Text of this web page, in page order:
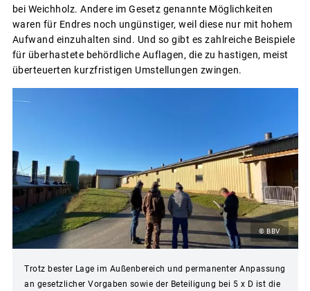
bei Weichholz. Andere im Gesetz genannte Möglichkeiten
waren für Endres noch ungünstiger, weil diese nur mit hohem
Aufwand einzuhalten sind. Und so gibt es zahlreiche Beispiele
für überhastete behördliche Auflagen, die zu hastigen, meist
überteuerten kurzfristigen Umstellungen zwingen.
© BBV
Trotz bester Lage im Außenbereich und permanenter Anpassung
an gesetzlicher Vorgaben sowie der Beteiligung bei 5 x D ist die